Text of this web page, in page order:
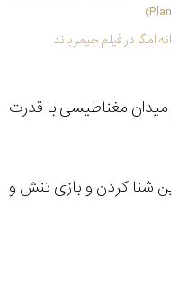
در فیلم جیمز باند
کردن در میدان مغناطیسی با قدرت
شنا کردن و بازی تنش و